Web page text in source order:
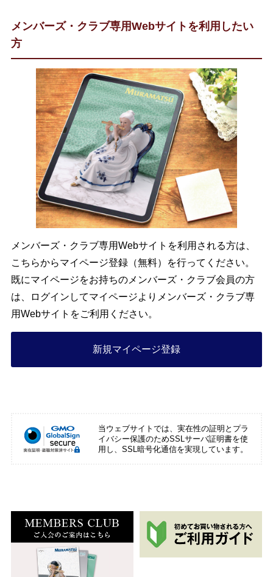
メンバーズ・クラブ専用Webサイトを利用したい
方
メンバーズ・クラブ専用Webサイトを利用される方は、
こちらからマイページ登録（無料）を行ってください。
既にマイページをお持ちのメンバーズ・クラブ会員の方
は、ログインしてマイページよりメンバーズ・クラブ専
用Webサイトをご利用ください。
新規マイページ登録
当ウェブサイトでは、実在性の証明とプラ
イバシー保護のためSSLサーバ証明書を使
用し、SSL暗号化通信を実現しています。